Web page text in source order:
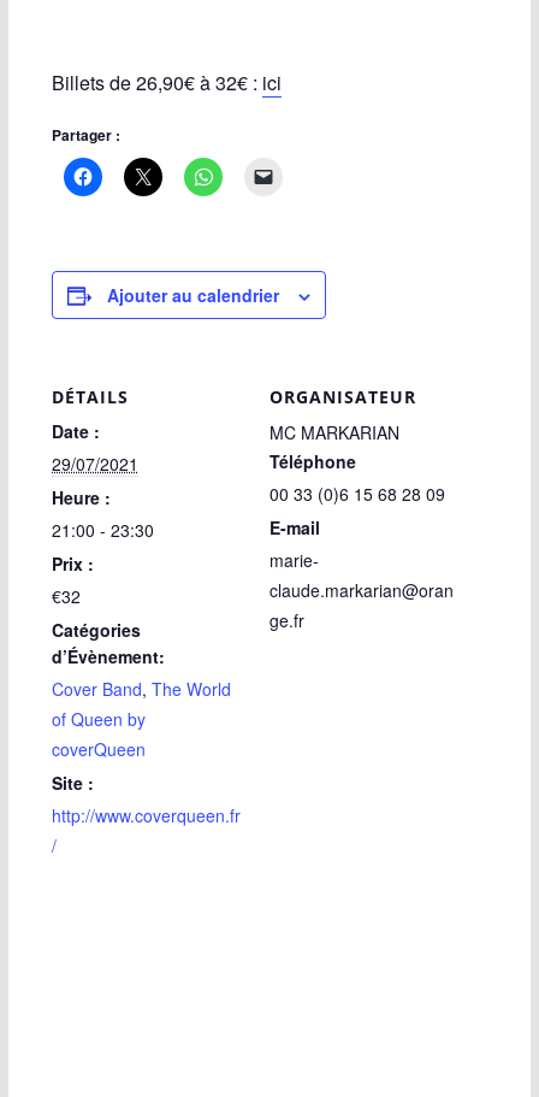
Billets de 26,90€ à 32€ : ici
Partager :
Ajouter au calendrier
DÉTAILS
Date :
29/07/2021
Heure :
21:00 - 23:30
Prix :
€32
Catégories
d’Évènement:
Cover Band, The World
of Queen by
coverQueen
Site :
http://www.coverqueen.fr
/
ORGANISATEUR
MC MARKARIAN
Téléphone
00 33 (0)6 15 68 28 09
E-mail
marie-
claude.markarian@oran
ge.fr